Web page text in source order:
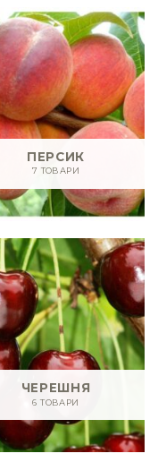
ПЕРСИК
7 ТОВАРИ
ЧЕРЕШНЯ
6 ТОВАРИ